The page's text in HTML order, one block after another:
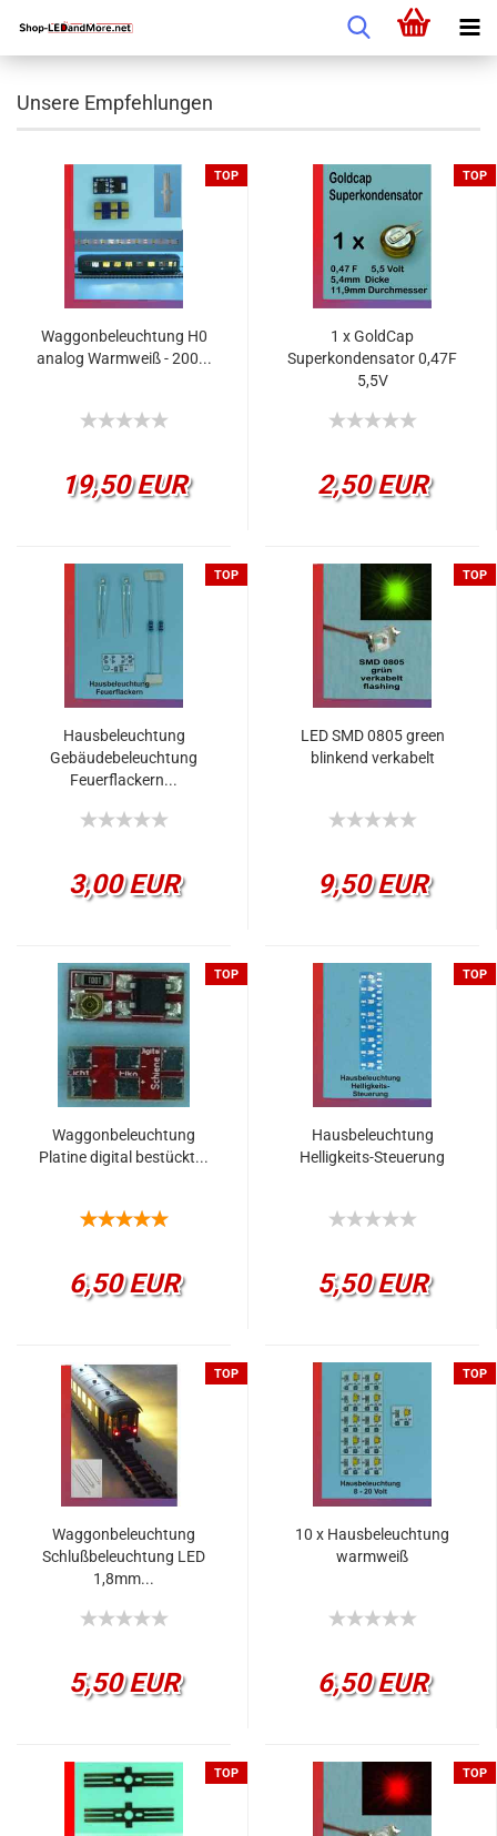
Unsere Empfehlungen
TOP
Waggonbeleuchtung H0
analog Warmweiß - 200...
19,50 EUR
TOP
1 x GoldCap
Superkondensator 0,47F
5,5V
2,50 EUR
TOP
Hausbeleuchtung
Gebäudebeleuchtung
Feuerflackern...
3,00 EUR
TOP
LED SMD 0805 green
blinkend verkabelt
9,50 EUR
TOP
Waggonbeleuchtung
Platine digital bestückt...
6,50 EUR
TOP
Hausbeleuchtung
Helligkeits-Steuerung
5,50 EUR
TOP
Waggonbeleuchtung
Schlußbeleuchtung LED
1,8mm...
5,50 EUR
TOP
10 x Hausbeleuchtung
warmweiß
6,50 EUR
TOP TOP